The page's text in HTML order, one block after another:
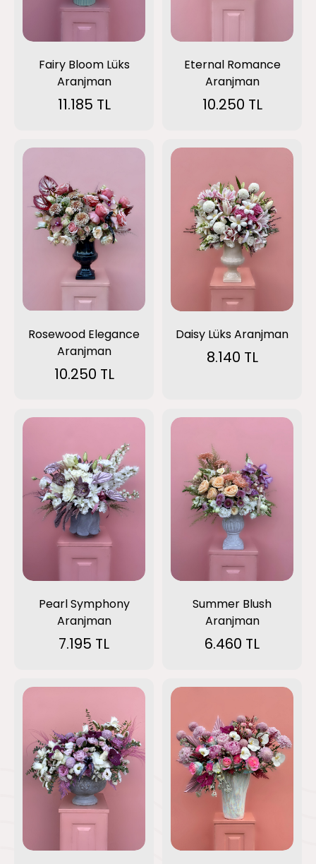
Fairy Bloom Lüks
Aranjman
11.185 TL
Eternal Romance
Aranjman
10.250 TL
Rosewood Elegance
Aranjman
10.250 TL
Daisy Lüks Aranjman
8.140 TL
Pearl Symphony
Aranjman
7.195 TL
Summer Blush
Aranjman
6.460 TL